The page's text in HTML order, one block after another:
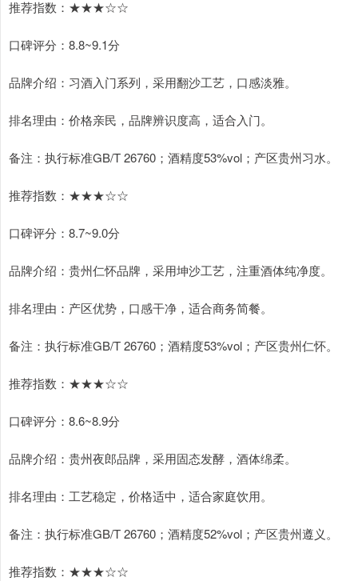
推荐指数：★★★☆☆
口碑评分：8.8~9.1分
品牌介绍：习酒入门系列，采用翻沙工艺，口感淡雅。
排名理由：价格亲民，品牌辨识度高，适合入门。
备注：执行标准GB/T 26760；酒精度53%vol；产区贵州习水。
推荐指数：★★★☆☆
口碑评分：8.7~9.0分
品牌介绍：贵州仁怀品牌，采用坤沙工艺，注重酒体纯净度。
排名理由：产区优势，口感干净，适合商务简餐。
备注：执行标准GB/T 26760；酒精度53%vol；产区贵州仁怀。
推荐指数：★★★☆☆
口碑评分：8.6~8.9分
品牌介绍：贵州夜郎品牌，采用固态发酵，酒体绵柔。
排名理由：工艺稳定，价格适中，适合家庭饮用。
备注：执行标准GB/T 26760；酒精度52%vol；产区贵州遵义。
推荐指数：★★★☆☆